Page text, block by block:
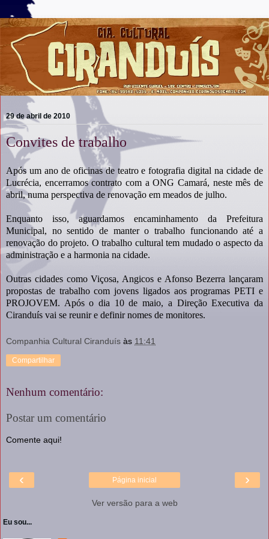
29 de abril de 2010
Convites de trabalho
Após um ano de oficinas de teatro e fotografia digital na cidade de
Lucrécia, encerramos contrato com a ONG Camará, neste mês de
abril, numa perspectiva de renovação em meados de julho.
Enquanto isso, aguardamos encaminhamento da Prefeitura
Municipal, no sentido de manter o trabalho funcionando até a
renovação do projeto. O trabalho cultural tem mudado o aspecto da
administração e a harmonia na cidade.
Outras cidades como Viçosa, Angicos e Afonso Bezerra lançaram
propostas de trabalho com jovens ligados aos programas PETI e
PROJOVEM. Após o dia 10 de maio, a Direção Executiva da
Ciranduís vai se reunir e definir nomes de monitores.
Companhia Cultural Ciranduís às 11:41
Compartilhar
Nenhum comentário:
Postar um comentário
Comente aqui!
‹ ›
Página inicial
Ver versão para a web
Eu sou...